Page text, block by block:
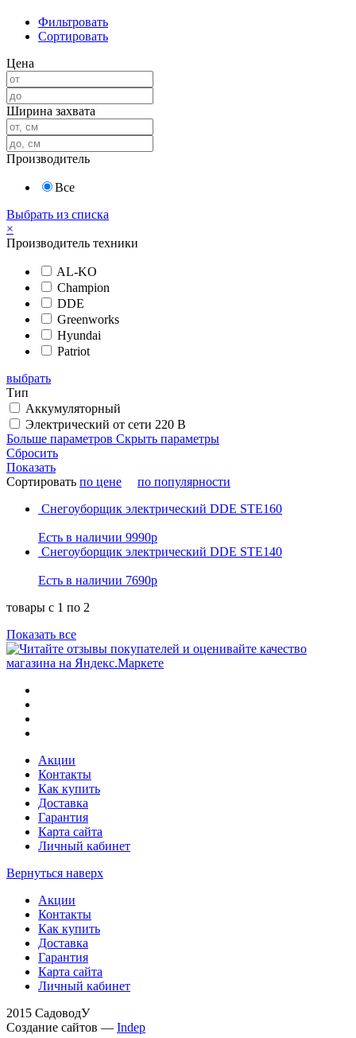
Фильтровать
Сортировать
Цена
Ширина захвата
Производитель
Все
Выбрать из списка
×
Производитель техники
AL-KO
Champion
DDE
Greenworks
Hyundai
Patriot
выбрать
Тип
Аккумуляторный
Электрический от сети 220 В
Больше параметров Скрыть параметры
Сбросить
Показать
Сортировать по цене
по популярности
Снегоуборщик электрический DDE STE160
Есть в наличии 9990р
Снегоуборщик электрический DDE STE140
Есть в наличии 7690р
товары с 1 по 2
Показать все
Акции
Контакты
Как купить
Доставка
Гарантия
Карта сайта
Личный кабинет
Вернуться наверх
Акции
Контакты
Как купить
Доставка
Гарантия
Карта сайта
Личный кабинет
2015 СадоводУ
Создание сайтов — Indep